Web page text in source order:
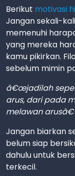
Berikut motivasi
Jangan sekali-
memenuhi
yang mereka
kamu pikirkan.
sebelum mimin
â€œjadilah
arus, dari pada
melawan arusâ€
Jangan biarkan
belum siap
dahulu untuk
terkecil.